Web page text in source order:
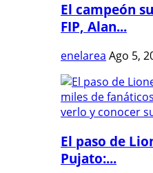
El campeón
FIP, Alan...
enelarea Ago 5,
El paso de
Pujato:...